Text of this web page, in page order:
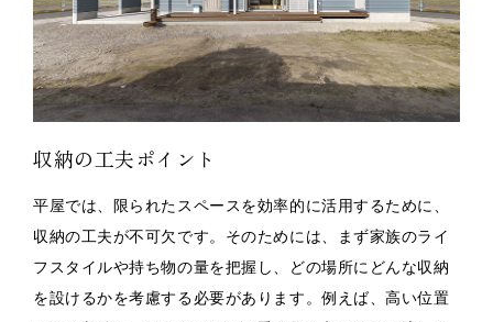
収納の工夫ポイント
平屋では、限られたスペースを効率的に活用するために、
収納の工夫が不可欠です。そのためには、まず家族のライ
フスタイルや持ち物の量を把握し、どの場所にどんな収納
を設けるかを考慮する必要があります。例えば、高い位置